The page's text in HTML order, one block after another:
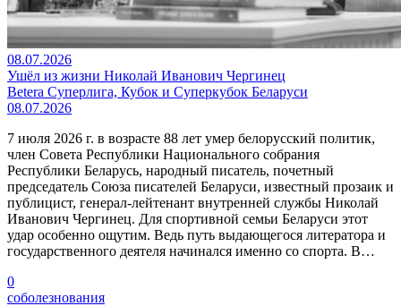
08.07.2026
Ушёл из жизни Николай Иванович Чергинец
Betera Суперлига, Кубок и Суперкубок Беларуси
08.07.2026
7 июля 2026 г. в возрасте 88 лет умер белорусский политик,
член Совета Республики Национального собрания
Республики Беларусь, народный писатель, почетный
председатель Союза писателей Беларуси, известный прозаик и
публицист, генерал-лейтенант внутренней службы Николай
Иванович Чергинец. Для спортивной семьи Беларуси этот
удар особенно ощутим. Ведь путь выдающегося литератора и
государственного деятеля начинался именно со спорта. В…
0
соболезнования